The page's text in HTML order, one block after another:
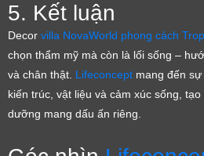
5. Kết luận
Decor villa NovaWorld phong cách
chọn thẩm mỹ mà còn là lối sống –
và chân thật. Lifeconcept mang đến
kiến trúc, vật liệu và cảm xúc sống,
dưỡng mang dấu ấn riêng.